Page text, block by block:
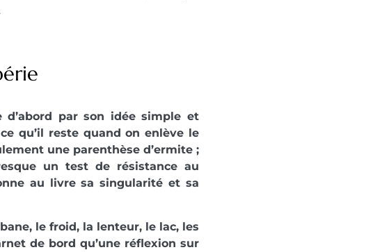
par son idée simple et
qu’il reste quand on enlève le
une parenthèse d’ermite ;
un test de résistance au
au livre sa singularité et sa
le froid, la lenteur, le lac, les
de bord qu’une réflexion sur